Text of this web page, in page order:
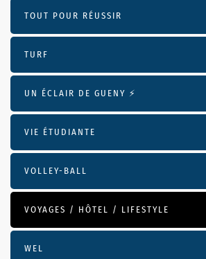
TOUT POUR RÉUSSIR
TURF
UN ÉCLAIR DE GUENY ⚡️
VIE ÉTUDIANTE
VOLLEY-BALL
VOYAGES / HÔTEL / LIFESTYLE
WEL